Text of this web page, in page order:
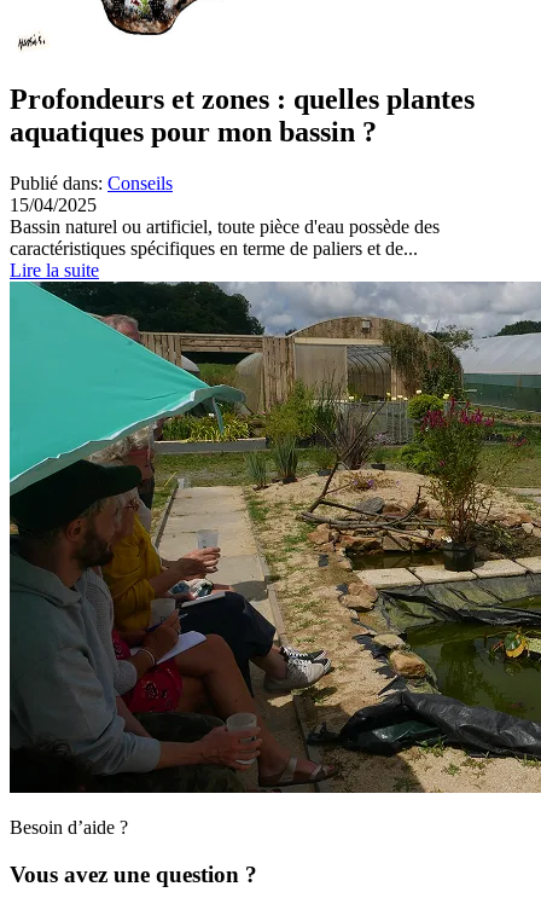
Profondeurs et zones : quelles plantes
aquatiques pour mon bassin ?
Publié dans: Conseils
15/04/2025
Bassin naturel ou artificiel, toute pièce d'eau possède des
caractéristiques spécifiques en terme de paliers et de...
Lire la suite
Besoin d’aide ?
Vous avez une question ?